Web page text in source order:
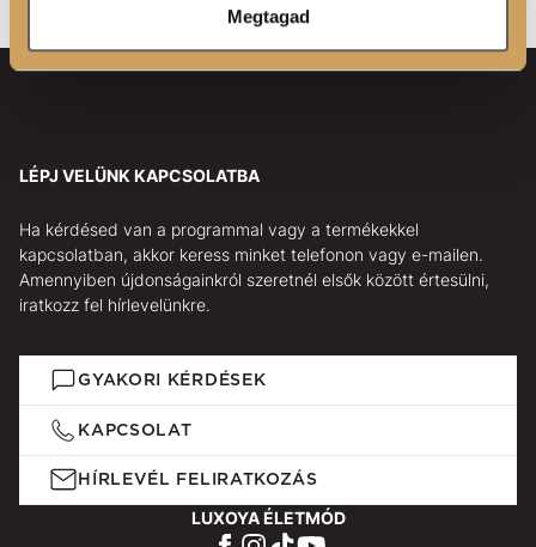
Megtagad
LÉPJ VELÜNK KAPCSOLATBA
Ha kérdésed van a programmal vagy a termékekkel
kapcsolatban, akkor keress minket telefonon vagy e-mailen.
Amennyiben újdonságainkról szeretnél elsők között értesülni,
iratkozz fel hírlevelünkre.
GYAKORI KÉRDÉSEK
KAPCSOLAT
HÍRLEVÉL FELIRATKOZÁS
LUXOYA ÉLETMÓD